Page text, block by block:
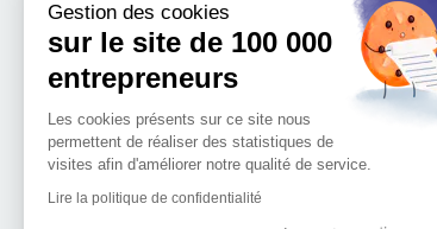
QUI SOMMES-NOUS ?
Notre impact
L'implantation
géographique de
entrepreneurs
L'équipe de 100 000
Gestion des cookies
sur le site de 100 000
entrepreneurs
Les cookies présents sur ce site nous
permettent de réaliser des statistiques de
visites afin d'améliorer notre qualité de service.
Lire la politique de confidentialité